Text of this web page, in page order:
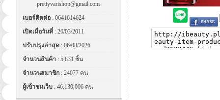
prettyvarishop@gmail.com
เบอร์ติดต่อ : 0641614624
เปิดเมื่อวันที่ : 26/03/2011
ปรับปรุงล่าสุด : 06/08/2026
จำนวนสินค้า : 5,831 ชิ้น
จำนวนสมาชิก : 24077 คน
ผู้เข้าชมเว็บ : 46,130,006 คน